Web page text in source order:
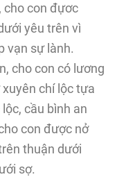
cho con đựơc
yêu trên vì
vạn sự lành.
cho con có lương
chí lộc tựa
cầu bình an
con được nở
thuận dưới
sợ.